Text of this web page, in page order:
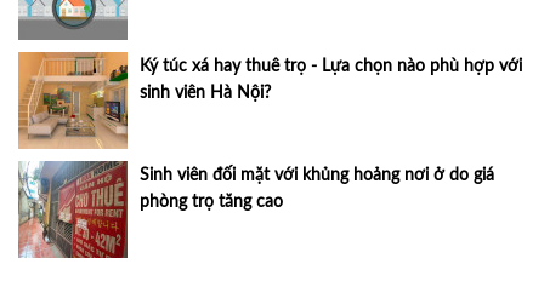
Ký túc xá hay thuê trọ - Lựa chọn nào phù hợp với
sinh viên Hà Nội?
Sinh viên đối mặt với khủng hoảng nơi ở do giá
phòng trọ tăng cao